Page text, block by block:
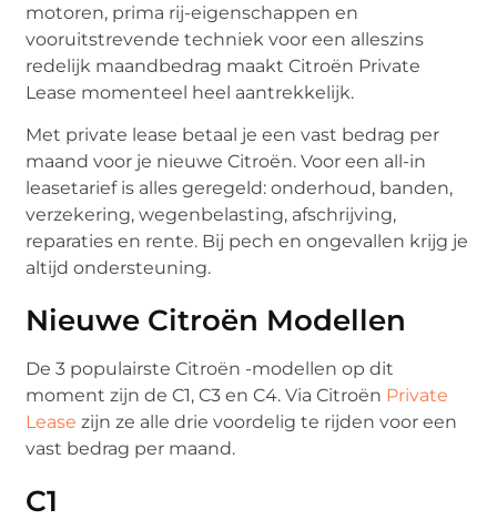
motoren, prima rij-eigenschappen en
vooruitstrevende techniek voor een alleszins
redelijk maandbedrag maakt Citroën Private
Lease momenteel heel aantrekkelijk.
Met private lease betaal je een vast bedrag per
maand voor je nieuwe Citroën. Voor een all-in
leasetarief is alles geregeld: onderhoud, banden,
verzekering, wegenbelasting, afschrijving,
reparaties en rente. Bij pech en ongevallen krijg je
altijd ondersteuning.
Nieuwe Citroën Modellen
De 3 populairste Citroën -modellen op dit
moment zijn de C1, C3 en C4. Via Citroën Private
Lease zijn ze alle drie voordelig te rijden voor een
vast bedrag per maand.
C1